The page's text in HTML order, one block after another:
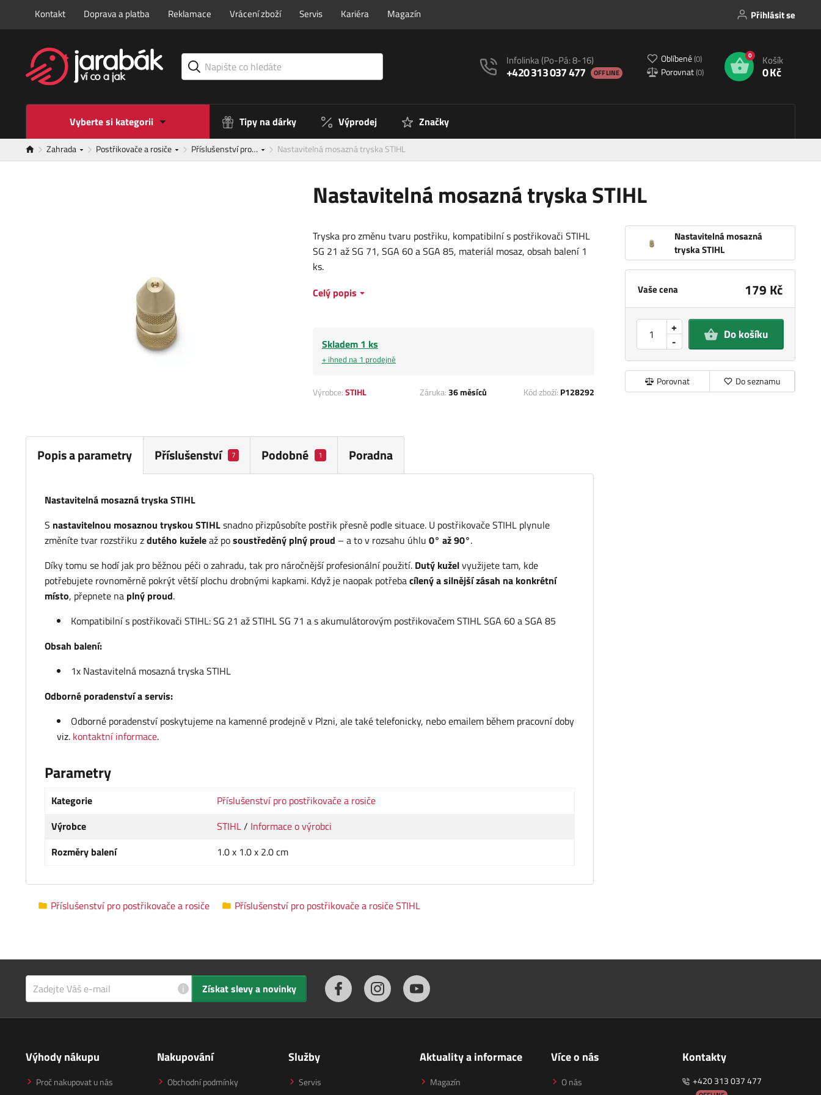
Kontakt Doprava a platba Reklamace Vrácení zboží Servis Kariéra Magazín Přihlásit se
Infolinka(Po-Pá: 8-16)
+420 313 037 477 OFFLINE
Oblíbené(0)
Porovnat(0)
0 Košík
0 Kč
Vyberte si kategorii Tipy na dárky Výprodej Značky
Zahrada Postřikovače a rosiče Příslušenství pro… Nastavitelná mosazná tryska STIHL
Nastavitelná mosazná tryska STIHL
Nastavitelná mosazná
tryska STIHL
Vaše cena 179 Kč
-
+ Do košíku
Porovnat Do seznamu
Tryska pro změnu tvaru postřiku, kompatibilní s postřikovači STIHL
SG 21 až SG 71, SGA 60 a SGA 85, materiál mosaz, obsah balení 1
ks.
Celý popis
Skladem 1 ks
+ ihned na 1 prodejně
Výrobce:STIHL Záruka:36 měsíců Kód zboží: P128292
Popis a parametry Příslušenství 7 Podobné 1 Poradna
Nastavitelná mosazná tryska STIHL
S nastavitelnou mosaznou tryskou STIHLsnadno přizpůsobíte postřik přesně podle situace. U postřikovače STIHL plynule
změníte tvar rozstřiku zdutého kuželeaž posoustředěný plný proud – a to v rozsahu úhlu 0° až 90°.
Díky tomu se hodí jak pro běžnou péči o zahradu, tak pro náročnější profesionální použití. Dutý kuželvyužijete tam, kde
potřebujete rovnoměrně pokrýt větší plochu drobnými kapkami. Když je naopak potřebacílený a silnější zásah na konkrétní
místo, přepnete na plný proud.
Kompatibilní s postřikovači STIHL: SG 21 až STIHL SG 71 a s akumulátorovým postřikovačem STIHL SGA 60 a SGA 85
Obsah balení:
1x Nastavitelná mosazná tryska STIHL
Odborné poradenství a servis:
Odborné poradenství poskytujeme na kamenné prodejně v Plzni, ale také telefonicky, nebo emailem během pracovní doby
viz. kontaktní informace.
Parametry
Kategorie
Příslušenství pro postřikovače a rosiče
Výrobce
STIHL/ Informace o výrobci
Rozměry balení
1.0 x 1.0 x 2.0 cm
Příslušenství pro postřikovače a rosiče Příslušenství pro postřikovače a rosiče STIHL
i Získat slevy a novinky
Výhody nákupu
Proč nakupovat u nás
Nakupování
Obchodní podmínky
Služby
Servis
Aktuality a informace
Magazín
Více o nás
O nás
Kontakty
+420 313 037 477